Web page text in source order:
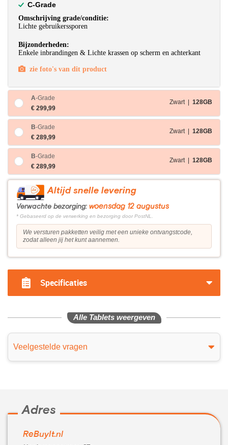
C-Grade
Omschrijving grade/conditie:
Lichte gebruikerssporen
Bijzonderheden:
Enkele inbrandingen & Lichte krassen op scherm en achterkant
zie foto's van dit product
A-Grade
€ 299,99
Zwart | 128GB
B-Grade
€ 289,99
Zwart | 128GB
B-Grade
€ 289,99
Zwart | 128GB
Altijd snelle levering
Verwachte bezorging: woensdag 12 augustus
* Gebaseerd op de verwerking en bezorging door PostNL.
We versturen pakketten veilig met een unieke ontvangstcode,
zodat alleen jij het kunt aannemen.
Specificaties
Alle Tablets weergeven
Veelgestelde vragen
Adres
ReBuyIt.nl